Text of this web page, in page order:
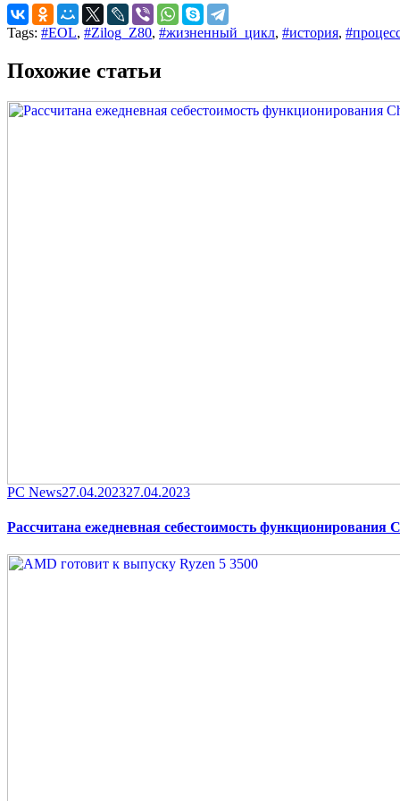
Tags: #EOL, #Zilog_Z80, #жизненный_цикл, #история,
Похожие статьи
Category
PC NewsPosted
27.04.202327.04.2023
Рассчитана ежедневная себестоимость функционирования